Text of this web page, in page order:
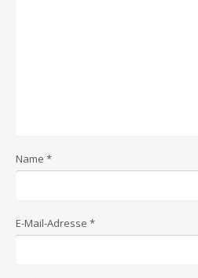
Name *
E-Mail-Adresse *